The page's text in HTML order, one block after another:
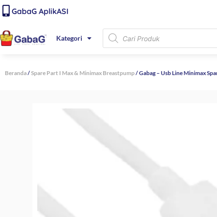
content
Lewati
ke
konten
GabaG AplikASI
Kategori
Products
search
Beranda/Spare Part I Max & Minimax Breastpump/ Gabag – Usb Line Minimax